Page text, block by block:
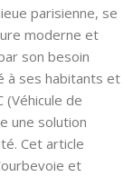
parisienne, se
moderne et
son besoin
à ses habitants et
(Véhicule de
une solution
Cet article
et